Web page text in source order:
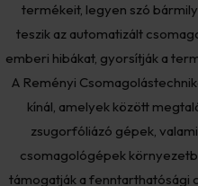
termékeit, legyen szó
teszik az automatizált
emberi hibákat, gyorsítják a
A Reményi
kínál, amelyek között
zsugorfóliázó gépek,
csomagológépek
támogatják a fenntarthatósági